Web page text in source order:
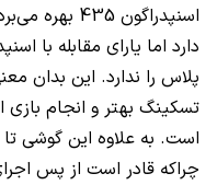
اسنپدراگون
دارد اما یارای مقابله با اسنپدراگون625 به کار
پلاس را ندارد. این بدان
تسکینگ بهتر و انجام بازی
است. به علاوه این گوشی
چراکه قادر است از پس